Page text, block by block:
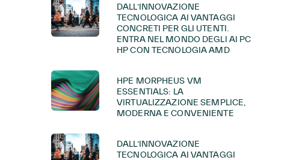
DALL’INNOVAZIONE
TECNOLOGICA AI VANTAGGI
CONCRETI PER GLI UTENTI.
ENTRA NEL MONDO DEGLI AI PC
HP CON TECNOLOGIA AMD
HPE MORPHEUS VM
ESSENTIALS: LA
VIRTUALIZZAZIONE SEMPLICE,
MODERNA E CONVENIENTE
DALL’INNOVAZIONE
TECNOLOGICA AI VANTAGGI